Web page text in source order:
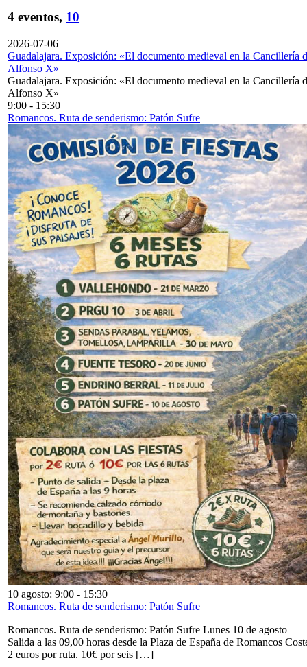
4 eventos, 10
2026-07-06
Guadalajara. Exposición: «El documento medieval en la Cancillería
Alfonso X»
Guadalajara. Exposición: «El documento medieval en la Cancillería
Alfonso X»
9:00 - 15:30
Romancos. Ruta de senderismo: Patón Sufre
10 agosto: 9:00 - 15:30
Romancos. Ruta de senderismo: Patón Sufre
Romancos. Ruta de senderismo: Patón Sufre Lunes 10 de agosto
Salida a las 09,00 horas desde la Plaza de España de Romancos
2 euros por ruta. 10€ por seis […]